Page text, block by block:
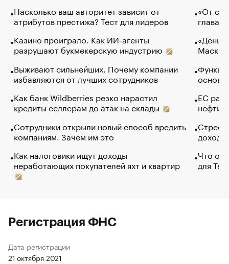
Насколько ваш авторитет зависит от
атрибутов престижа? Тест для лидеров
Казино проиграло. Как ИИ-агенты
разрушают букмекерскую индустрию
Выживают сильнейших. Почему компании
избавляются от лучших сотрудников
Как банк Wildberries резко нарастил
кредиты селлерам до атак на склады
Сотрудники открыли новый способ вредить
компаниям. Зачем им это
Как налоговики ищут доходы
неработающих покупателей яхт и квартир
«От
глава
Маск в
основ
ЕС
нефти
Что
для
Регистрация ФНС
Дата регистрации
21 октября 2021